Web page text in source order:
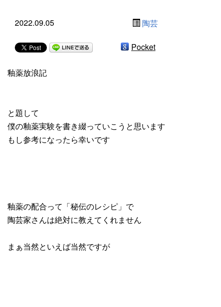
2022.09.05 陶芸
Pocket
釉薬放浪記
と題して
僕の釉薬実験を書き綴っていこうと思います
もし参考になったら幸いです
釉薬の配合って「秘伝のレシピ」で
陶芸家さんは絶対に教えてくれません
まぁ当然といえば当然ですが